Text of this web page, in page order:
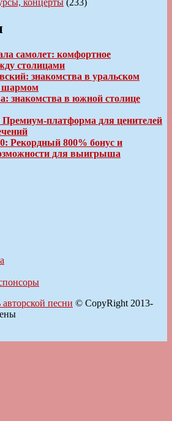
концерты (233)
самолет: комфортное
столицами
знакомства в уральском
шармом
знакомства в южной столице
платформа для ценителей
Рекордный 800% бонус и
для выигрыша
песни © CopyRight 2013-